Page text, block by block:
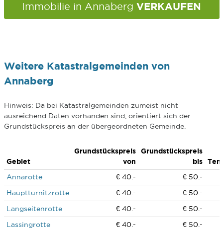
Immobilie in Annaberg VERKAUFEN
Weitere Katastralgemeinden von
Annaberg
Hinweis: Da bei Katastralgemeinden zumeist nicht
ausreichend Daten vorhanden sind, orientiert sich der
Grundstückspreis an der übergeordneten Gemeinde.
Gebiet
Grundstückspreis
von
Grundstückspreis
bis
Annarotte
€ 40.-
€ 50.-
Haupttürnitzrotte
€ 40.-
€ 50.-
Langseitenrotte
€ 40.-
€ 50.-
Lassingrotte
€ 40.- € 50.-